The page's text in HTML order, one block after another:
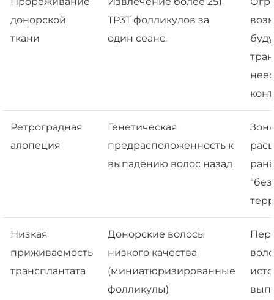
донорской
ткани
TP3T фолликулов за
один сеанс.
Ретроградная
алопеция
Генетическая
предрасположенность к
выпадению волос назад
Низкая
приживаемость
трансплантата
Донорские волосы
низкого качества
(миниатюризированные
фолликулы)